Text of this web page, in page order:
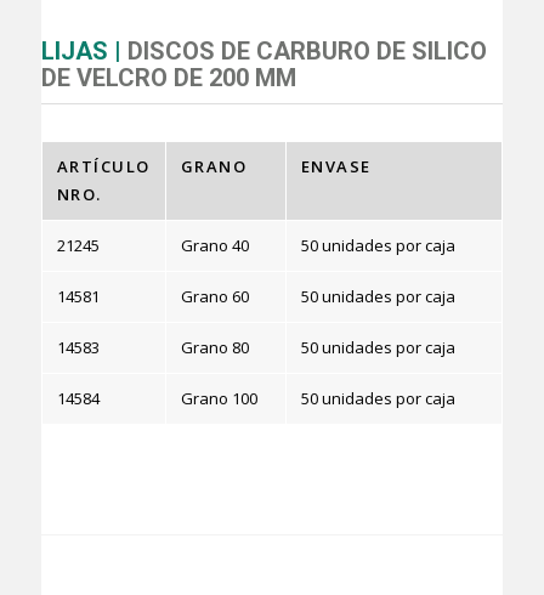
LIJAS | DISCOS DE CARBURO DE SILICO
DE VELCRO DE 200 MM
ARTÍCULO
NRO.
GRANO ENVASE
21245 Grano 40 50 unidades por caja
14581 Grano 60 50 unidades por caja
14583 Grano 80 50 unidades por caja
14584 Grano 100 50 unidades por caja